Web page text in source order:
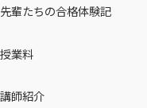
先輩たちの合格体験記
授業料
講師紹介